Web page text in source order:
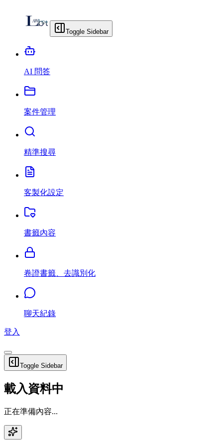
Toggle Sidebar
AI 問答
案件管理
精準搜尋
客製化設定
書籤內容
卷證書籤、去識別化
聊天紀錄
登入
Toggle Sidebar
載入資料中
正在準備內容...